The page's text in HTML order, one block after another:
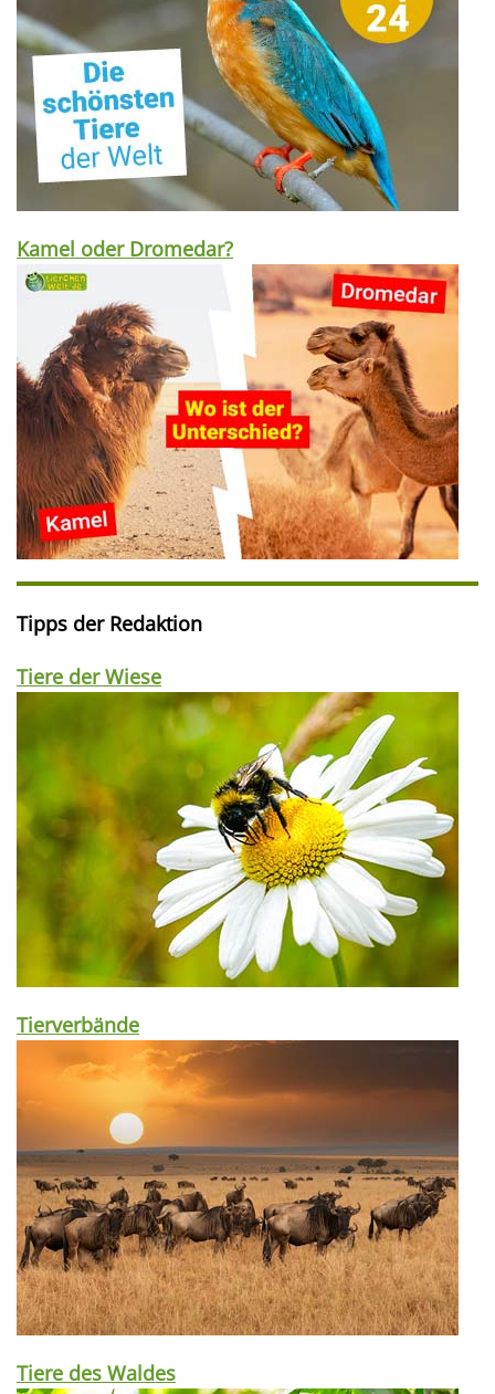
Kamel oder Dromedar?
Tipps der Redaktion
Tiere der Wiese
Tierverbände
Tiere des Waldes